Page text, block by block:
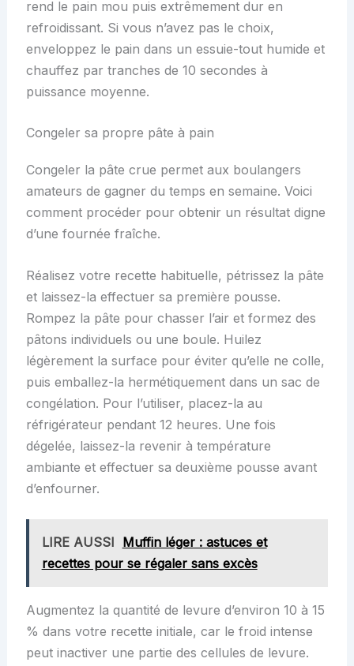
rend le pain mou puis extrêmement dur en
refroidissant. Si vous n’avez pas le choix,
enveloppez le pain dans un essuie-tout humide et
chauffez par tranches de 10 secondes à
puissance moyenne.
Congeler sa propre pâte à pain
Congeler la pâte crue permet aux boulangers
amateurs de gagner du temps en semaine. Voici
comment procéder pour obtenir un résultat digne
d’une fournée fraîche.
Réalisez votre recette habituelle, pétrissez la pâte
et laissez-la effectuer sa première pousse.
Rompez la pâte pour chasser l’air et formez des
pâtons individuels ou une boule. Huilez
légèrement la surface pour éviter qu’elle ne colle,
puis emballez-la hermétiquement dans un sac de
congélation. Pour l’utiliser, placez-la au
réfrigérateur pendant 12 heures. Une fois
dégelée, laissez-la revenir à température
ambiante et effectuer sa deuxième pousse avant
d’enfourner.
LIRE AUSSI Muffin léger : astuces et
recettes pour se régaler sans excès
Augmentez la quantité de levure d’environ 10 à 15
% dans votre recette initiale, car le froid intense
peut inactiver une partie des cellules de levure.